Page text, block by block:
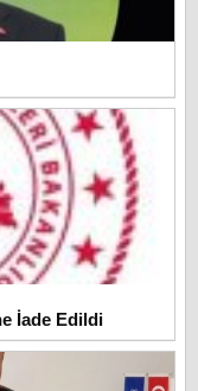
İade Edildi